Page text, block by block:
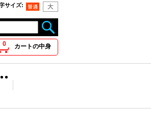
サイズ:
0 カートの中身